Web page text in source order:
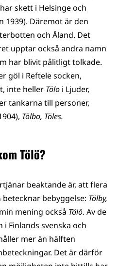
skett i Helsinge och
1939). Däremot är den
och Åland. Det
upptar också andra namn
har blivit pålitligt tolkade.
göl i Reftele socken,
inte heller Tölo i Ljuder,
tankarna till personer,
Tölbo, Töles.
Tölö?
beaktande är, att flera
bebyggelse: Tölby,
mening också Tölö. Av de
Finlands svenska och
mer än hälften
Det är därför